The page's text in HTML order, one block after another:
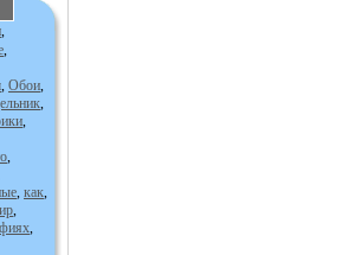
,
,
, Обои,
,
,
,
, как,
,
,